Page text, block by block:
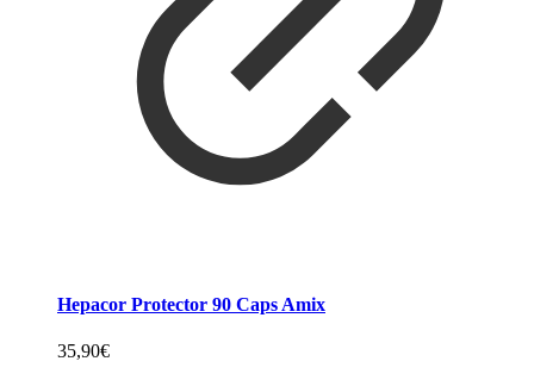
Hepacor Protector 90 Caps Amix
35,90€